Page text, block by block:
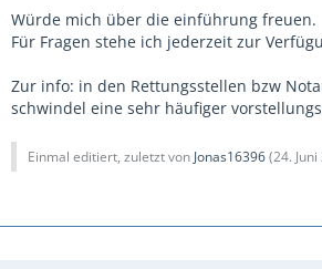
Würde mich über die einführung freuen.
Für Fragen stehe ich jederzeit zur
Zur info: in den Rettungsstellen bzw
schwindel eine sehr häufiger
Einmal editiert, zuletzt von Jonas16396(24.